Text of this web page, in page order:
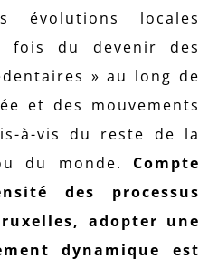
évolutions locales
fois du devenir des
» au long de
et des mouvements
à-vis du reste de la
du monde. Compte
des processus
adopter une
dynamique est